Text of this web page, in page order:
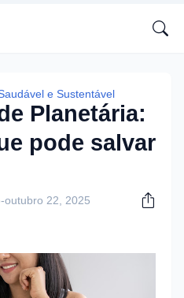
e Sustentável
Planetária:
pode salvar
-outubro 22, 2025